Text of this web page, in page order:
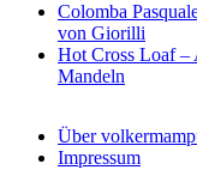
Colomba
von Giorilli
Hot Cross Loaf –
Mandeln
Über
Impressum